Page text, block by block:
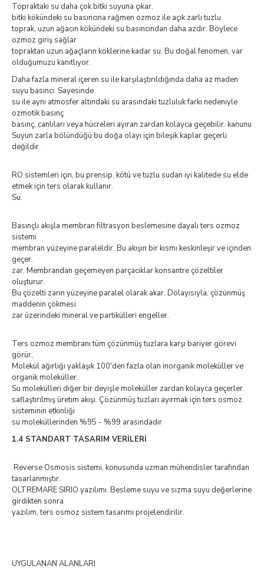
Topraktaki su daha çok bitki suyuna çıkar.
bitki kökündeki su basıncına rağmen ozmoz ile açık zarlı tuzlu
toprak, uzun ağacın kökündeki su basıncından daha azdır. Böylece
ozmoz giriş sağlar
topraktan uzun ağaçların köklerine kadar su. Bu doğal fenomen, var
olduğumuzu kanıtlıyor.
Daha fazla mineral içeren su ile karşılaştırıldığında daha az maden
suyu basıncı. Sayesinde
su ile aynı atmosfer altındaki su arasındaki tuzluluk farkı nedeniyle
ozmotik basınç
basınç, canlıları veya hücreleri ayıran zardan kolayca geçebilir. kanunu
Suyun zarla bölündüğü bu doğa olayı için bileşik kaplar geçerli
değildir.
RO sistemleri için, bu prensip, kötü ve tuzlu sudan iyi kalitede su elde
etmek için ters olarak kullanır.
Su.
Basınçlı akışla membran filtrasyon beslemesine dayalı ters ozmoz
sistemi
membran yüzeyine paraleldir. Bu akışın bir kısmı keskinleşir ve içinden
geçer.
zar. Membrandan geçemeyen parçacıklar konsantre çözeltiler
oluşturur.
Bu çözelti zarın yüzeyine paralel olarak akar. Dolayısıyla, çözünmüş
maddenin çökmesi
zar üzerindeki mineral ve partikülleri engeller.
Ters ozmoz membranı tüm çözünmüş tuzlara karşı bariyer görevi
görür,
Molekül ağırlığı yaklaşık 100'den fazla olan inorganik moleküller ve
organik moleküller.
Su molekülleri diğer bir deyişle moleküller zardan kolayca geçerler.
saflaştırılmış üretim akışı. Çözünmüş tuzları ayırmak için ters osmoz
sisteminin etkinliği
su moleküllerinden %95 - %99 arasındadır
1.4 STANDART TASARIM VERİLERİ
Reverse Osmosis sistemi, konusunda uzman mühendisler tarafından
tasarlanmıştır.
OLTREMARE SIRIO yazılımı. Besleme suyu ve sızma suyu değerlerine
girdikten sonra
yazılım, ters osmoz sistem tasarımı projelendirilir.
UYGULANAN ALANLARI